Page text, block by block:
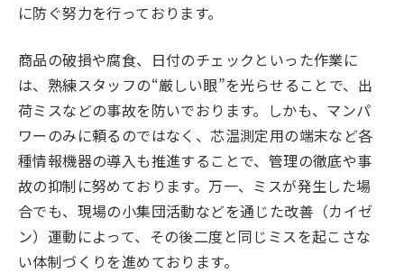
に防ぐ努力を行っております。
商品の破損や腐食、日付のチェックといった作業に
は、熟練スタッフの“厳しい眼”を光らせることで、出
荷ミスなどの事故を防いでおります。しかも、マンパ
ワーのみに頼るのではなく、芯温測定用の端末など各
種情報機器の導入も推進することで、管理の徹底や事
故の抑制に努めております。万一、ミスが発生した場
合でも、現場の小集団活動などを通じた改善（カイゼ
ン）運動によって、その後二度と同じミスを起こさな
い体制づくりを進めております。